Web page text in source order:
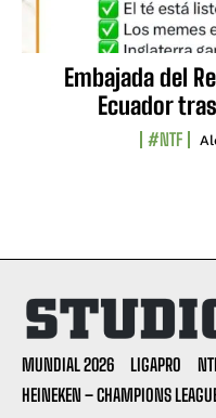
Embajada del
Ecuador
#NTF
MUNDIAL 2026 LIGAPRO
HEINEKEN – CHAMPIONS